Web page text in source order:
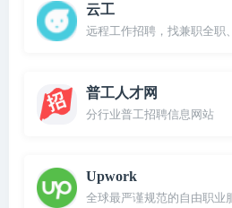
云工
远程工作招聘，找兼职全职
普工人才网
分行业普工招聘信息网站
Upwork
全球最严谨规范的自由职业